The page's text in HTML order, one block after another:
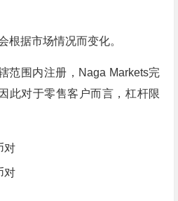
根据市场情况而变化。
范围内注册，Naga Markets完
此对于零售客户而言，杠杆限
对
对